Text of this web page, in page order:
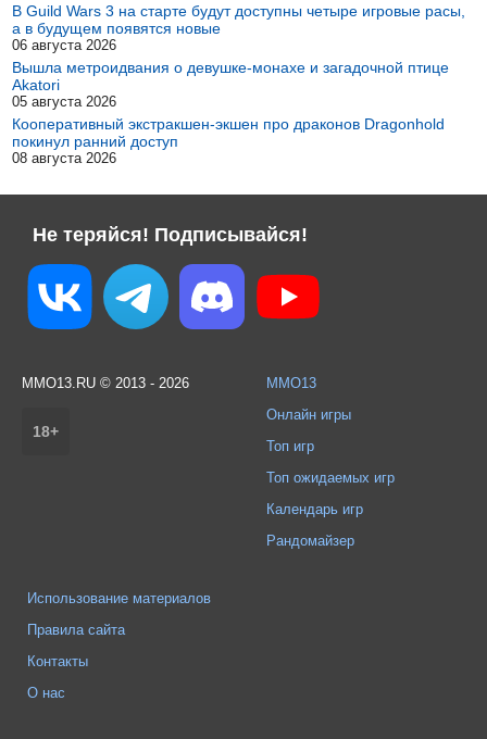
В Guild Wars 3 на старте будут доступны четыре игровые расы,
а в будущем появятся новые
06 августа 2026
Вышла метроидвания о девушке-монахе и загадочной птице
Akatori
05 августа 2026
Кооперативный экстракшен-экшен про драконов Dragonhold
покинул ранний доступ
08 августа 2026
Не теряйся! Подписывайся!
MMO13.RU © 2013 - 2026
18+
MMO13
Онлайн игры
Топ игр
Топ ожидаемых игр
Календарь игр
Рандомайзер
Использование материалов
Правила сайта
Контакты
О нас